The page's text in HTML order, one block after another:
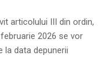
articolului III din ordin,
2026 se vor
la data depunerii